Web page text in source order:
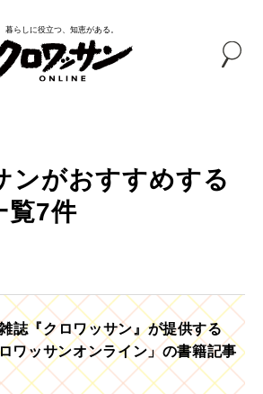
暮らしに役立つ、知恵がある。
ンがおすすめする
覧7件
誌『クロワッサン』が提供する
ワッサンオンライン」の書籍記事